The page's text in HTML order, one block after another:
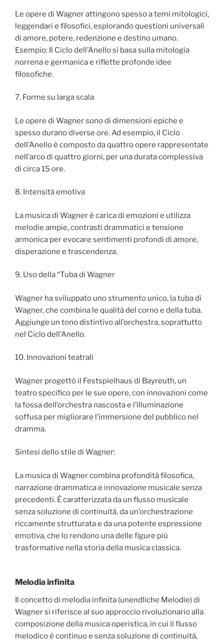
Le opere di Wagner attingono spesso a temi mitologici,
leggendari e filosofici, esplorando questioni universali
di amore, potere, redenzione e destino umano.
Esempio: Il Ciclo dell’Anello si basa sulla mitologia
norrena e germanica e riflette profonde idee
filosofiche.
7. Forme su larga scala
Le opere di Wagner sono di dimensioni epiche e
spesso durano diverse ore. Ad esempio, il Ciclo
dell’Anello è composto da quattro opere rappresentate
nell’arco di quattro giorni, per una durata complessiva
di circa 15 ore.
8. Intensità emotiva
La musica di Wagner è carica di emozioni e utilizza
melodie ampie, contrasti drammatici e tensione
armonica per evocare sentimenti profondi di amore,
disperazione e trascendenza.
9. Uso della “Tuba di Wagner
Wagner ha sviluppato uno strumento unico, la tuba di
Wagner, che combina le qualità del corno e della tuba.
Aggiunge un tono distintivo all’orchestra, soprattutto
nel Ciclo dell’Anello.
10. Innovazioni teatrali
Wagner progettò il Festspielhaus di Bayreuth, un
teatro specifico per le sue opere, con innovazioni come
la fossa dell’orchestra nascosta e l’illuminazione
soffusa per migliorare l’immersione del pubblico nel
dramma.
Sintesi dello stile di Wagner:
La musica di Wagner combina profondità filosofica,
narrazione drammatica e innovazione musicale senza
precedenti. È caratterizzata da un flusso musicale
senza soluzione di continuità, da un’orchestrazione
riccamente strutturata e da una potente espressione
emotiva, che lo rendono una delle figure più
trasformative nella storia della musica classica.
Melodia infinita
Il concetto di melodia infinita (unendliche Melodie) di
Wagner si riferisce al suo approccio rivoluzionario alla
composizione della musica operistica, in cui il flusso
melodico è continuo e senza soluzione di continuità,